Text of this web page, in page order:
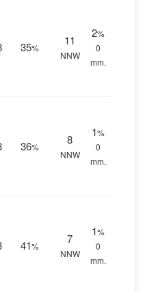
35%
11
NNW
2%
0
mm.
36%
8
NNW
1%
0
mm.
41%
7
NNW
1%
0
mm.